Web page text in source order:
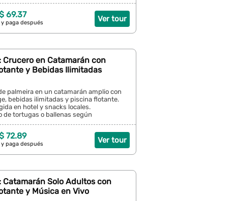
Ver tour
69.37
y paga después
Crucero en Catamarán con
y Bebidas Ilimitadas
palmeira en un catamarán amplio con
bebidas ilimitadas y piscina flotante.
en hotel y snacks locales.
de tortugas o ballenas según
Ver tour
72.89
y paga después
Catamarán Solo Adultos con
y Música en Vivo